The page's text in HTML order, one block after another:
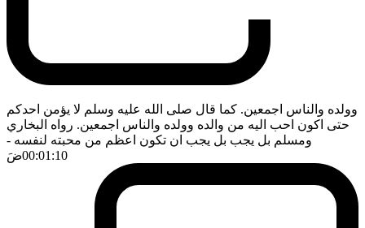
وولده والناس اجمعين. كما قال صلى الله عليه وسلم لا يؤمن احدكم
حتى اكون احب اليه من والده وولده والناس اجمعين. رواه البخاري
ومسلم بل يجب بل يجب ان تكون اعظم من محبته لنفسه -
00:01:10ضَ